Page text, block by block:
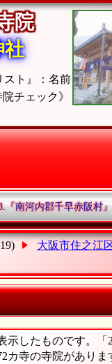
寺院
社
スト』：名前
チェック》
『南河内郡千早赤阪村』
大阪市住之江
したものです。「
カ寺の寺院があり